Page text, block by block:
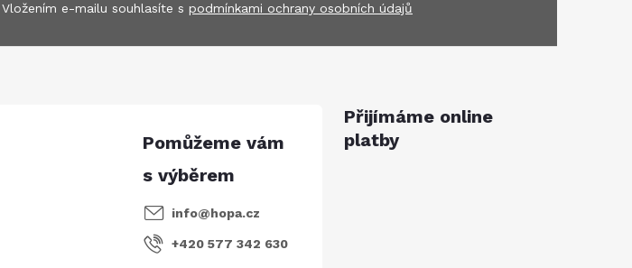
Vložením e-mailu souhlasíte s podmínkami ochrany osobních údajů
info@hopa.cz
+420 577 342 630
Přijímáme online
platby